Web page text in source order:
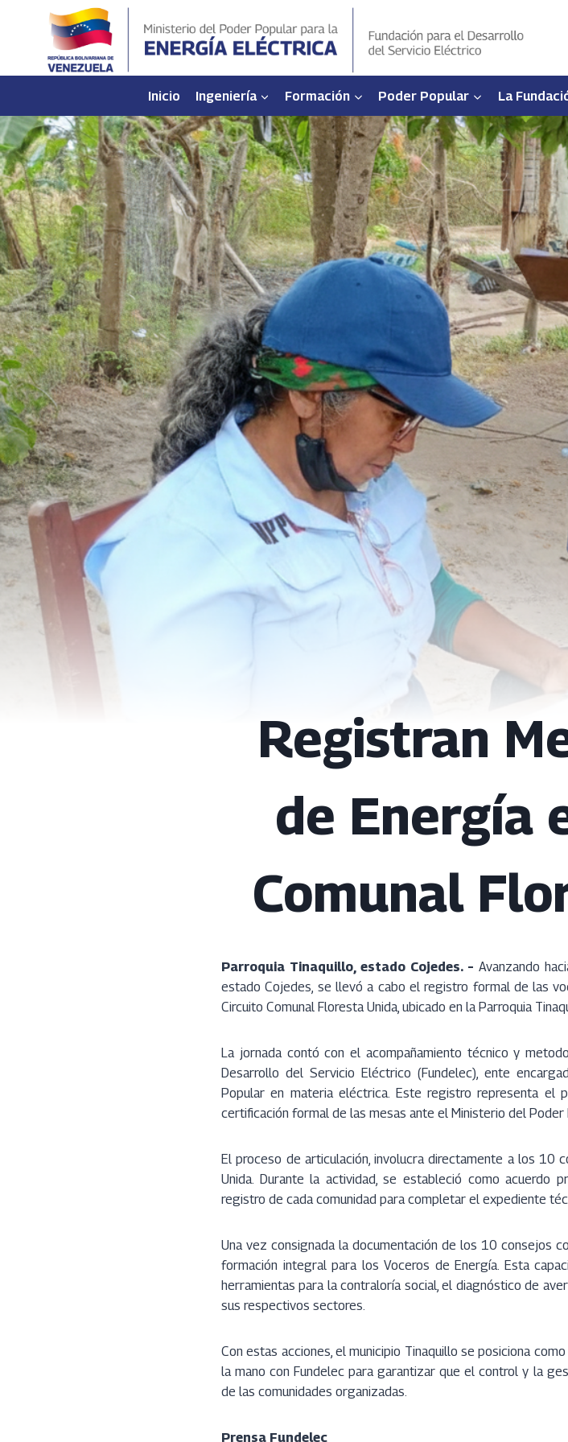
contenido
Inicio Ingeniería Formación Poder Popular La
Registran
de Energía
Comunal
Parroquia Tinaquillo, estado Cojedes. – Avanzando
estado Cojedes, se llevó a cabo el registro formal de las
Circuito Comunal Floresta Unida, ubicado en la Parroquia
La jornada contó con el acompañamiento técnico y
Desarrollo del Servicio Eléctrico (Fundelec), ente
Popular en materia eléctrica. Este registro representa
certificación formal de las mesas ante el Ministerio del Poder
El proceso de articulación, involucra directamente a los 10
Unida. Durante la actividad, se estableció como acuerdo
registro de cada comunidad para completar el expediente
Una vez consignada la documentación de los 10 consejos
formación integral para los Voceros de Energía. Esta
herramientas para la contraloría social, el diagnóstico de
sus respectivos sectores.
Con estas acciones, el municipio Tinaquillo se posiciona
la mano con Fundelec para garantizar que el control y la
de las comunidades organizadas.
Prensa Fundelec